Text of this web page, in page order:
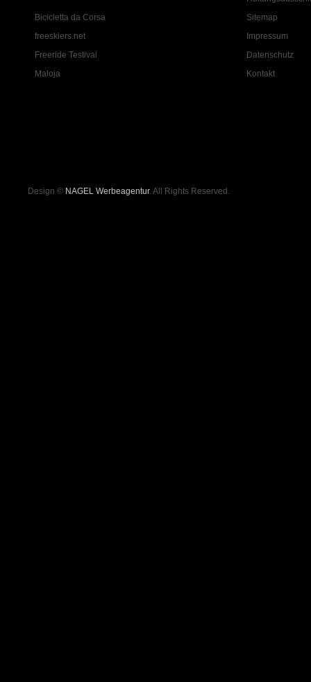
Bicicletta da Corsa
freeskiers.net
Freeride Testival
Maloja
Sitemap
Impressum
Datenschutz
Kontakt
Design © NAGEL Werbeagentur. All Rights Reserved.